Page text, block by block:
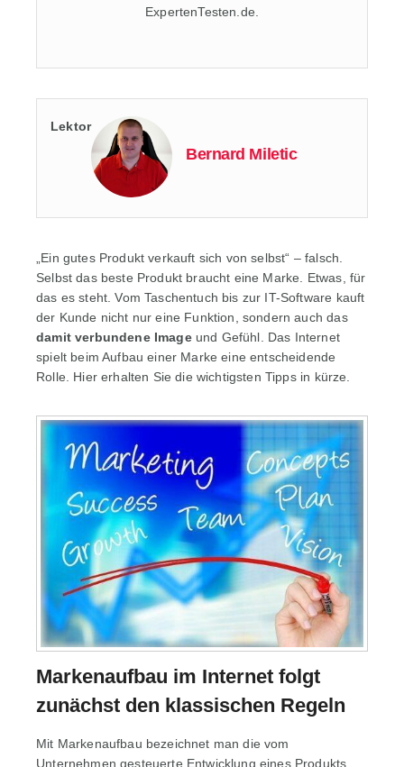
ExpertenTesten.de.
Lektor
Bernard Miletic
„Ein gutes Produkt verkauft sich von selbst“ – falsch.
Selbst das beste Produkt braucht eine Marke. Etwas, für
das es steht. Vom Taschentuch bis zur IT-Software kauft
der Kunde nicht nur eine Funktion, sondern auch das
damit verbundene Imageund Gefühl. Das Internet
spielt beim Aufbau einer Marke eine entscheidende
Rolle. Hier erhalten Sie die wichtigsten Tipps in kürze.
Markenaufbau im Internet folgt
zunächst den klassischen Regeln
Mit Markenaufbau bezeichnet man die vom
Unternehmen gesteuerte Entwicklung eines Produkts